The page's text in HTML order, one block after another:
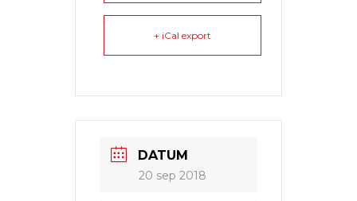
+ iCal export
DATUM
20 sep 2018